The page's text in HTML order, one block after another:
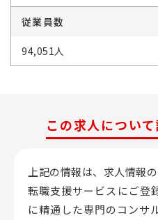
従業員数
94,051人
この求人につい
上記の情報は、求人情報
転職支援サービスにご登
に精通した専門のコンサ